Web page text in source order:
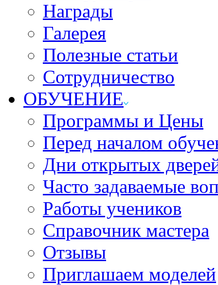
Награды
Галерея
Полезные статьи
Сотрудничество
ОБУЧЕНИЕ
Программы и Цены
Перед началом
Дни открытых
Часто задаваемые
Работы учеников
Справочник мастера
Отзывы
Приглашаем моделей